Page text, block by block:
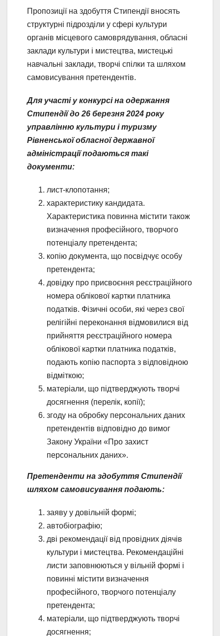
Пропозиції на здобуття Стипендії вносять
структурні підрозділи у сфері культури
органів місцевого самоврядування, обласні
заклади культури і мистецтва, мистецькі
навчальні заклади, творчі спілки та шляхом
самовисування претендентів.
Для участі у конкурсі на одержання
Стипендії до 26 березня 2024 року
управлінню культури і туризму
Рівненської обласної державної
адміністрації подаються такі
документи:
лист-клопотання;
характеристику кандидата.
Характеристика повинна містити також
визначення професійного, творчого
потенціалу претендента;
копію документа, що посвідчує особу
претендента;
довідку про присвоєння реєстраційного
номера облікової картки платника
податків. Фізичні особи, які через свої
релігійні переконання відмовилися від
прийняття реєстраційного номера
облікової картки платника податків,
подають копію паспорта з відповідною
відміткою;
матеріали, що підтверджують творчі
досягнення (перелік, копії);
згоду на обробку персональних даних
претендентів відповідно до вимог
Закону України «Про захист
персональних даних».
Претенденти на здобуття Стипендії
шляхом самовисування подають:
заяву у довільній формі;
автобіографію;
дві рекомендації від провідних діячів
культури і мистецтва. Рекомендаційні
листи заповнюються у вільній формі і
повинні містити визначення
професійного, творчого потенціалу
претендента;
матеріали, що підтверджують творчі
досягнення;